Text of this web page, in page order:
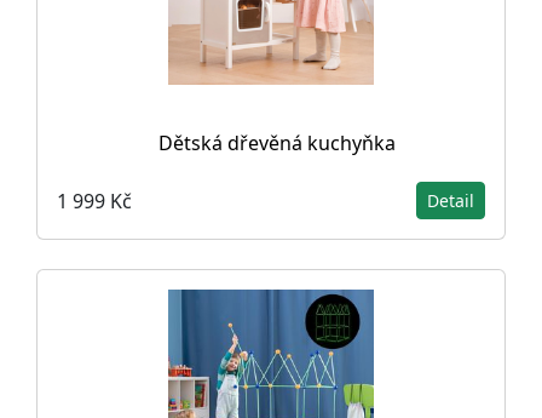
Dětská dřevěná kuchyňka
1 999 Kč Detail